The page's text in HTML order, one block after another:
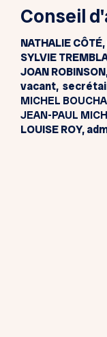
Conseil
NATHALIE
SYLVIE
JOAN
vacant,
MICHEL
JEAN-PAUL
LOUISE